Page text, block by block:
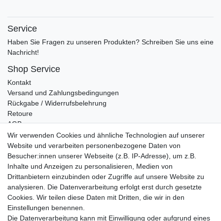
Service
Haben Sie Fragen zu unseren Produkten? Schreiben Sie uns eine
Nachricht!
Shop Service
Kontakt
Versand und Zahlungsbedingungen
Rückgabe / Widerrufsbelehrung
Retoure
AGB
Vertrag widerrufen
Informationen
Datenschutz
Impressum
Wir verschicken klimaneutral mit DPD
Wir verwenden Cookies und ähnliche Technologien auf unserer
Website und verarbeiten personenbezogene Daten von
Besucher:innen unserer Webseite (z.B. IP-Adresse), um z.B.
Inhalte und Anzeigen zu personalisieren, Medien von
Drittanbietern einzubinden oder Zugriffe auf unsere Website zu
analysieren. Die Datenverarbeitung erfolgt erst durch gesetzte
Cookies. Wir teilen diese Daten mit Dritten, die wir in den
Einstellungen benennen.
Die Datenverarbeitung kann mit Einwilligung oder aufgrund eines